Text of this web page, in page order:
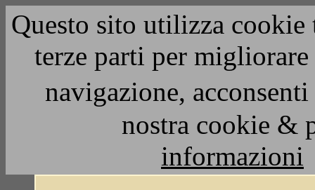
Questo sito utilizza
terze parti per
navigazione,
nostra cookie &
informazioni